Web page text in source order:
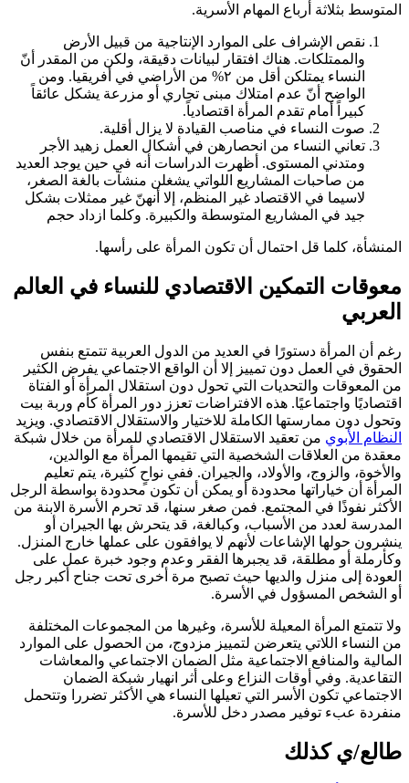
المتوسط بثلاثة أرباع المهام الأسرية.
نقص الإشراف على الموارد الإنتاجية من قبيل الأرض
والممتلكات. هناك افتقار لبيانات دقيقة، ولكن من المقدر أنّ
النساء يمتلكن أقل من ٢% من الأراضي في أفريقيا. ومن
الواضح أنّ عدم امتلاك مبنى تجاري أو مزرعة يشكل عائقاً
كبيراً أمام تقدم المرأة اقتصادياً.
صوت النساء في مناصب القيادة لا يزال أقلية.
تعاني النساء من انحصارهن في أشكال العمل زهيد الأجر
ومتدني المستوى. أظهرت الدراسات أنه في حين يوجد العديد
من صاحبات المشاريع اللواتي يشغلن منشآت بالغة الصغر،
لاسيما في الاقتصاد غير المنظم، إلا أنهنّ غير ممثلات بشكل
جيد في المشاريع المتوسطة والكبيرة. وكلما ازداد حجم
المنشأة، كلما قل احتمال أن تكون المرأة على رأسها.
معوقات التمكين الاقتصادي للنساء في العالم
العربي
رغم أن المرأة دستورًا في العديد من الدول العربية تتمتع بنفس
الحقوق في العمل دون تمييز إلا أن الواقع الاجتماعي يفرض الكثير
من المعوقات والتحديات التي تحول دون استقلال المرأة أو الفتاة
اقتصاديًا واجتماعيًا. هذه الافتراضات تعزز دور المرأة كأم وربة بيت
وتحول دون ممارستها الكاملة للاختيار والاستقلال الاقتصادي. ويزيد
النظام الأبوي من تعقيد الاستقلال الاقتصادي للمرأة من خلال شبكة
معقدة من العلاقات الشخصية التي تقيمها المرأة مع الوالدين،
والأخوة، والزوج، والأولاد، والجيران. ففي نواحٍ كثيرة، يتم تعليم
المرأة أن خياراتها محدودة أو يمكن أن تكون محدودة بواسطة الرجل
الأكثر نفوذًا في المجتمع. فمن صغر سنها، قد تحرم الأسرة الابنة من
المدرسة لعدد من الأسباب، وكبالغة، قد يتحرش بها الجيران أو
ينشرون حولها الإشاعات لأنهم لا يوافقون على عملها خارج المنزل.
وكأرملة أو مطلقة، قد يجبرها الفقر وعدم وجود خبرة عمل على
العودة إلى منزل والديها حيث تصبح مرة أخرى تحت جناح أكبر رجل
أو الشخص المسؤول في الأسرة.
ولا تتمتع المرأة المعيلة للأسرة، وغيرها من المجموعات المختلفة
من النساء اللاتي يتعرضن لتمييز مزدوج، من الحصول على الموارد
المالية والمنافع الاجتماعية مثل الضمان الاجتماعي والمعاشات
التقاعدية. وفي أوقات النزاع وعلى أثر انهيار شبكة الضمان
الاجتماعي تكون الأسر التي تعيلها النساء هي الأكثر تضررا وتتحمل
منفردة عبء توفير مصدر دخل للأسرة.
طالع/ي كذلك